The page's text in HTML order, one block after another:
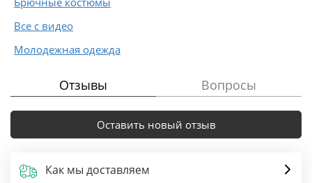
Все с видео
Молодежная одежда
Отзывы Вопросы
Оставить новый отзыв
Как мы доставляем